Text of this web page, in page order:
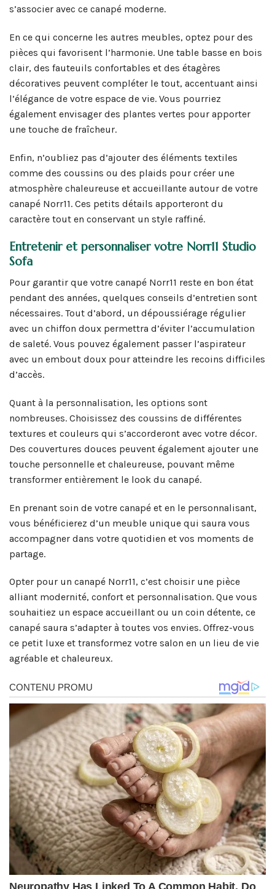
s’associer avec ce canapé moderne.
En ce qui concerne les autres meubles, optez pour des
pièces qui favorisent l’harmonie. Une table basse en bois
clair, des fauteuils confortables et des étagères
décoratives peuvent compléter le tout, accentuant ainsi
l’élégance de votre espace de vie. Vous pourriez
également envisager des plantes vertes pour apporter
une touche de fraîcheur.
Enfin, n’oubliez pas d’ajouter des éléments textiles
comme des coussins ou des plaids pour créer une
atmosphère chaleureuse et accueillante autour de votre
canapé Norr11. Ces petits détails apporteront du
caractère tout en conservant un style raffiné.
Entretenir et personnaliser votre Norr11 Studio
Sofa
Pour garantir que votre canapé Norr11 reste en bon état
pendant des années, quelques conseils d’entretien sont
nécessaires. Tout d’abord, un dépoussiérage régulier
avec un chiffon doux permettra d’éviter l’accumulation
de saleté. Vous pouvez également passer l’aspirateur
avec un embout doux pour atteindre les recoins difficiles
d’accès.
Quant à la personnalisation, les options sont
nombreuses. Choisissez des coussins de différentes
textures et couleurs qui s’accorderont avec votre décor.
Des couvertures douces peuvent également ajouter une
touche personnelle et chaleureuse, pouvant même
transformer entièrement le look du canapé.
En prenant soin de votre canapé et en le personnalisant,
vous bénéficierez d’un meuble unique qui saura vous
accompagner dans votre quotidien et vos moments de
partage.
Opter pour un canapé Norr11, c’est choisir une pièce
alliant modernité, confort et personnalisation. Que vous
souhaitiez un espace accueillant ou un coin détente, ce
canapé saura s’adapter à toutes vos envies. Offrez-vous
ce petit luxe et transformez votre salon en un lieu de vie
agréable et chaleureux.